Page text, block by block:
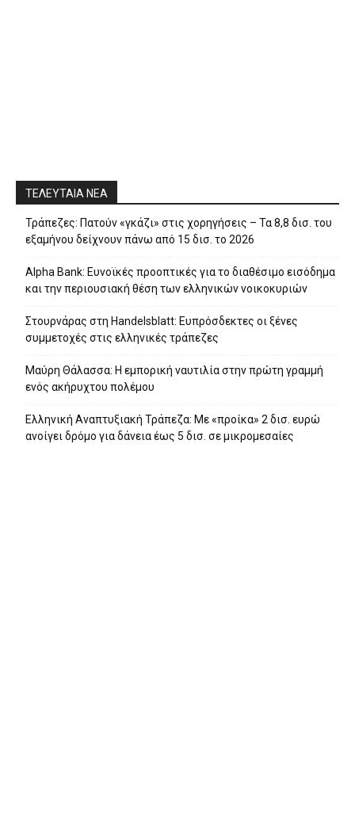
ΤΕΛΕΥΤΑΙΑ ΝΕΑ
Τράπεζες: Πατούν «γκάζι» στις χορηγήσεις – Τα 8,8 δισ. του
εξαμήνου δείχνουν πάνω από 15 δισ. το 2026
Alpha Bank: Ευνοϊκές προοπτικές για το διαθέσιμο εισόδημα
και την περιουσιακή θέση των ελληνικών νοικοκυριών
Στουρνάρας στη Handelsblatt: Ευπρόσδεκτες οι ξένες
συμμετοχές στις ελληνικές τράπεζες
Μαύρη Θάλασσα: Η εμπορική ναυτιλία στην πρώτη γραμμή
ενός ακήρυχτου πολέμου
Ελληνική Αναπτυξιακή Τράπεζα: Με «προίκα» 2 δισ. ευρώ
ανοίγει δρόμο για δάνεια έως 5 δισ. σε μικρομεσαίες